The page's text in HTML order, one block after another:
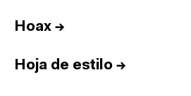
Hoax →
Hoja de estilo →